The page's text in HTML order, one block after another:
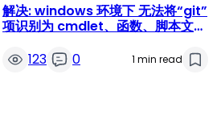
解决: windows 环境下 无法将“git”
项识别为 cmdlet、函数、脚本文件
123
0 1 min read